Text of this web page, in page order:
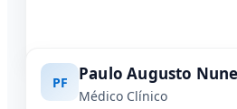
PF Paulo Augusto
Médico Clínico